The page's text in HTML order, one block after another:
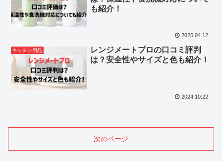
も紹介！
2025.04.12
キッチン用品
レンジメートプロの口コミ評判
は？安全性やサイズと色も紹介！
2024.10.22
次のページ